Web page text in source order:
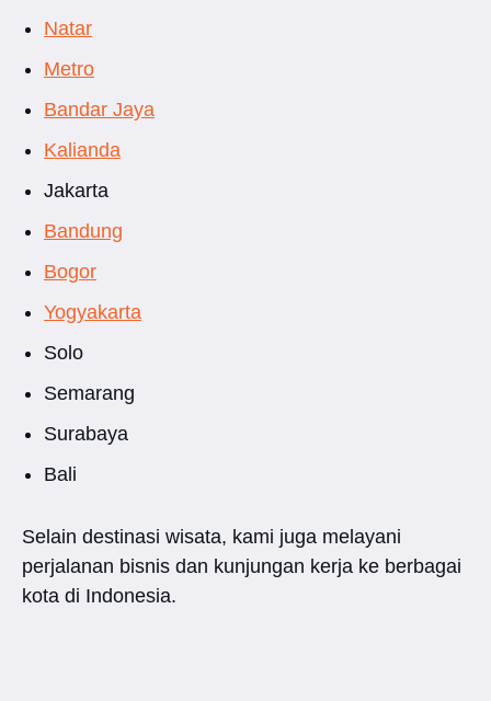
Natar
Metro
Bandar Jaya
Kalianda
Jakarta
Bandung
Bogor
Yogyakarta
Solo
Semarang
Surabaya
Bali
Selain destinasi wisata, kami juga melayani
perjalanan bisnis dan kunjungan kerja ke berbagai
kota di Indonesia.